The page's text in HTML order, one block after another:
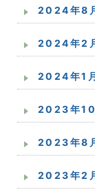
2024年8
2024年2
2024年1
2023年10
2023年8
2023年2